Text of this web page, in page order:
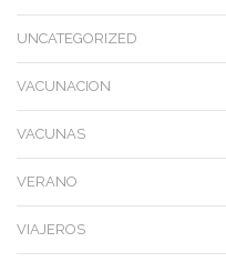
UNCATEGORIZED
VACUNACION
VACUNAS
VERANO
VIAJEROS